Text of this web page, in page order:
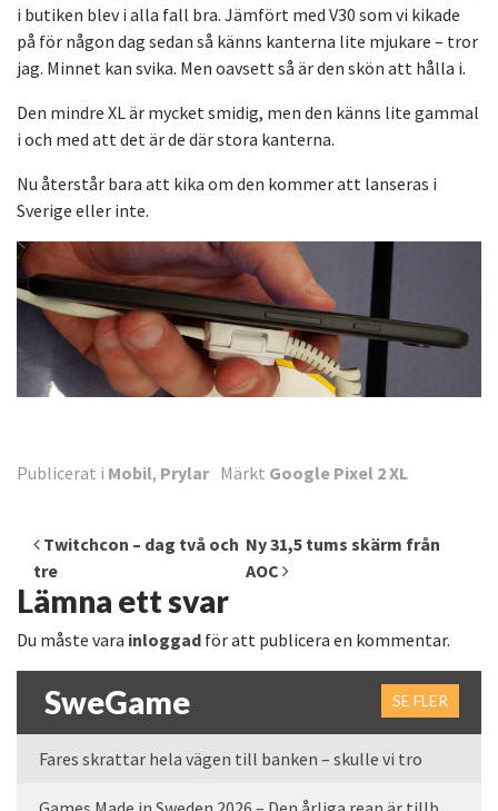
i butiken blev i alla fall bra. Jämfört med V30 som vi kikade
på för någon dag sedan så känns kanterna lite mjukare – tror
jag. Minnet kan svika. Men oavsett så är den skön att hålla i.
Den mindre XL är mycket smidig, men den känns lite gammal
i och med att det är de där stora kanterna.
Nu återstår bara att kika om den kommer att lanseras i
Sverige eller inte.
Publicerat i Mobil, Prylar Märkt Google Pixel 2 XL
Inläggsnavigering
Twitchcon – dag två och
tre
Ny 31,5 tums skärm från
AOC
Lämna ett svar
Du måste vara inloggad för att publicera en kommentar.
SweGame SE FLER
Fares skrattar hela vägen till banken – skulle vi tro